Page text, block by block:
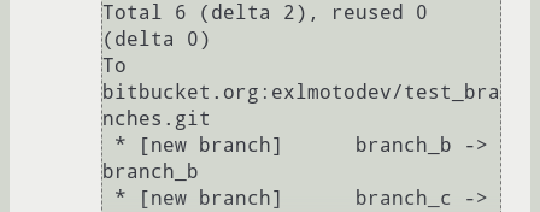
Total 6 (delta 2), reused 0
(delta 0)
To
bitbucket.org:exlmotodev/test_bra
nches.git
branch_b